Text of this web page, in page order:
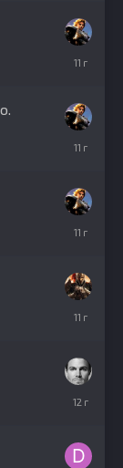
июня,
июня,
июня,
сентября,
апреля,